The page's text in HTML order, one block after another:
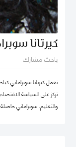
كيرتانا
باحث مشارك
تعمل كيرتانا سوبراماني
تركز على السياسة
والتعليم. سوبراماني